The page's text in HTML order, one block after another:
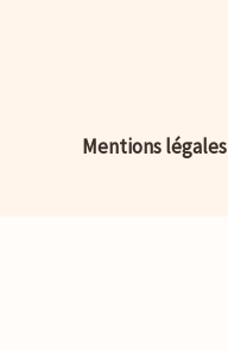
Mentions légales